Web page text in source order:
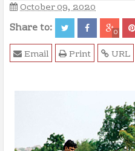
October 09, 2020
Share to: 0
URL
Print
Email